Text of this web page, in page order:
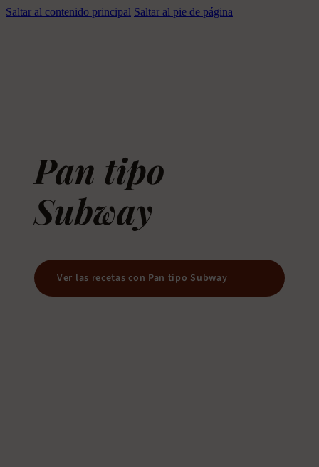
Saltar al contenido principal Saltar al pie de página
Pan tipo
Subway
Ver las recetas con Pan tipo Subway